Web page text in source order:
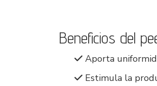
Beneficios del
Aporta
Estimula la